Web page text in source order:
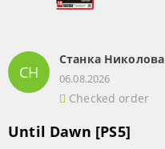
СН
Станка Николова
06.08.2026
Checked order
Until Dawn [PS5]